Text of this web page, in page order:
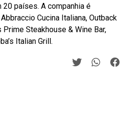
20 países. A companhia é
Cucina Italiana, Outback
Prime Steakhouse & Wine Bar,
Italian Grill.